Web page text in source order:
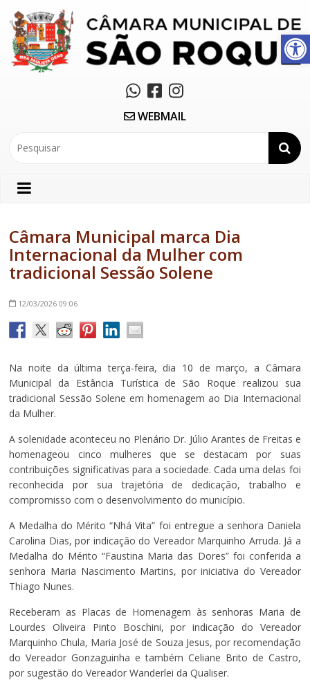
Abrir a barra de ferramentas
WEBMAIL
Câmara Municipal marca Dia
Internacional da Mulher com
tradicional Sessão Solene
12/03/2026 09:06
Na noite da última terça-feira, dia 10 de março, a Câmara
Municipal da Estância Turística de São Roque realizou sua
tradicional Sessão Solene em homenagem ao Dia Internacional
da Mulher.
A solenidade aconteceu no Plenário Dr. Júlio Arantes de Freitas e
homenageou cinco mulheres que se destacam por suas
contribuições significativas para a sociedade. Cada uma delas foi
reconhecida por sua trajetória de dedicação, trabalho e
compromisso com o desenvolvimento do município.
A Medalha do Mérito “Nhá Vita” foi entregue a senhora Daniela
Carolina Dias, por indicação do Vereador Marquinho Arruda. Já a
Medalha do Mérito “Faustina Maria das Dores” foi conferida a
senhora Maria Nascimento Martins, por iniciativa do Vereador
Thiago Nunes.
Receberam as Placas de Homenagem às senhoras Maria de
Lourdes Oliveira Pinto Boschini, por indicação do Vereador
Marquinho Chula, Maria José de Souza Jesus, por recomendação
do Vereador Gonzaguinha e também Celiane Brito de Castro,
por sugestão do Vereador Wanderlei da Qualiser.